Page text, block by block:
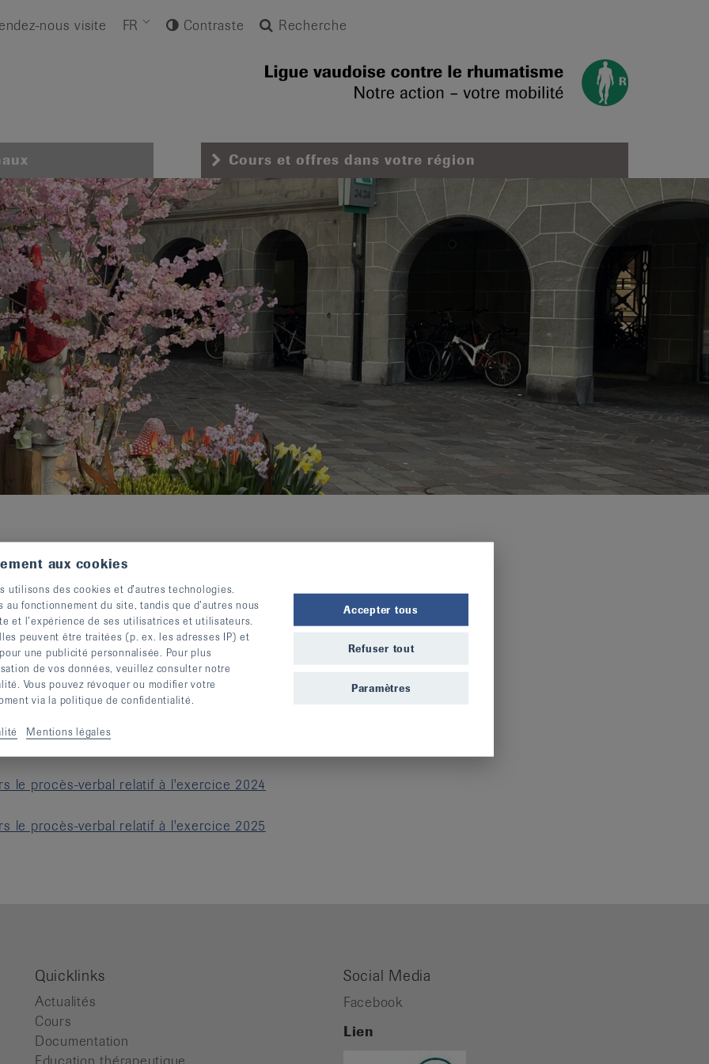
nous visite FR Contraste Recherche
Cours et offres dans votre région
le procès-verbal relatif à l'exercice 2021
le procès-verbal relatif à l'exercice 2022
le procès-verbal relatif à l'exercice 2023
le procès-verbal relatif à l'exercice 2024
le procès-verbal relatif à l'exercice 2025
Quicklinks
Actualités
Cours
Documentation
Social Media
Facebook
Lien
aux cookies
utilisons des cookies et d’autres technologies.
fonctionnement du site, tandis que d’autres nous
et l’expérience de ses utilisatrices et utilisateurs.
peuvent être traitées (p. ex. les adresses IP) et
une publicité personnalisée. Pour plus
de vos données, veuillez consulter notre
Vous pouvez révoquer ou modifier votre
via la politique de confidentialité.
Mentions légales
Accepter tous
Refuser tout
Paramètres